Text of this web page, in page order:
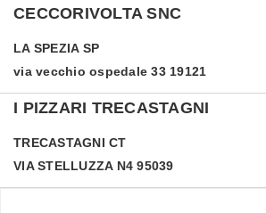
CECCORIVOLTA SNC
LA SPEZIA SP
via vecchio ospedale 33 19121
I PIZZARI TRECASTAGNI
TRECASTAGNI CT
VIA STELLUZZA N4 95039